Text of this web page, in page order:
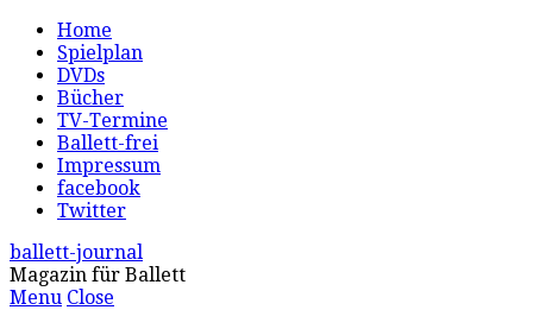
Home
Spielplan
DVDs
Bücher
TV-Termine
Ballett-frei
Impressum
facebook
Twitter
ballett-journal
Magazin für Ballett
Menu Close